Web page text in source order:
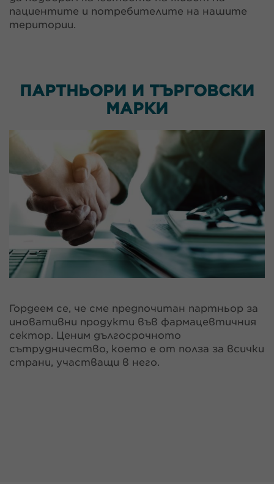
пациентите и потребителите на нашите
територии.
ПАРТНЬОРИ И ТЪРГОВСКИ
МАРКИ
Гордеем се, че сме предпочитан партньор за
иновативни продукти във фармацевтичния
сектор. Ценим дългосрочното
сътрудничество, което е от полза за всички
страни, участващи в него.